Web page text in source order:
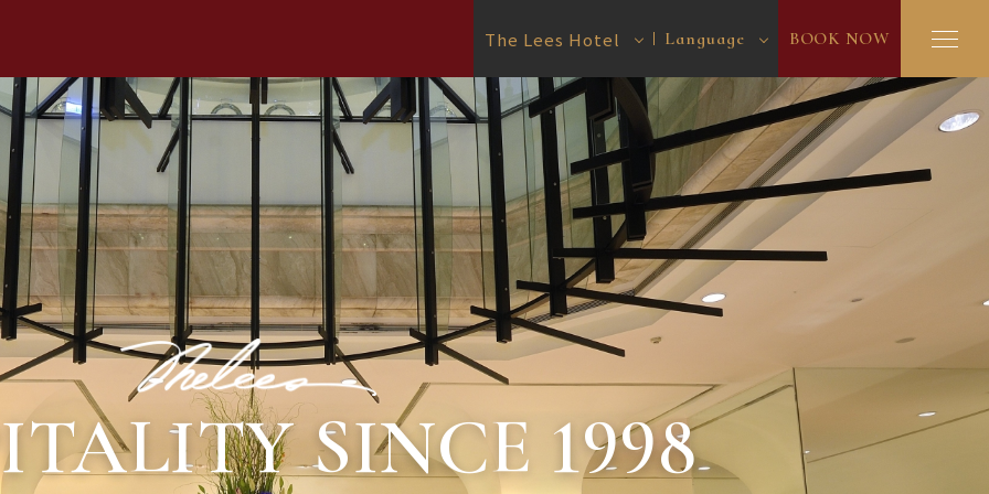
The Lees Hotel Language BOOK NOW
SINCE 1998